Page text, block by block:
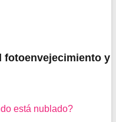
fotoenvejecimiento y